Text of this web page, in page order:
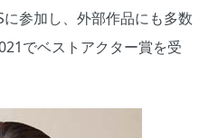
参加し、外部作品にも多数
でベストアクター賞を受